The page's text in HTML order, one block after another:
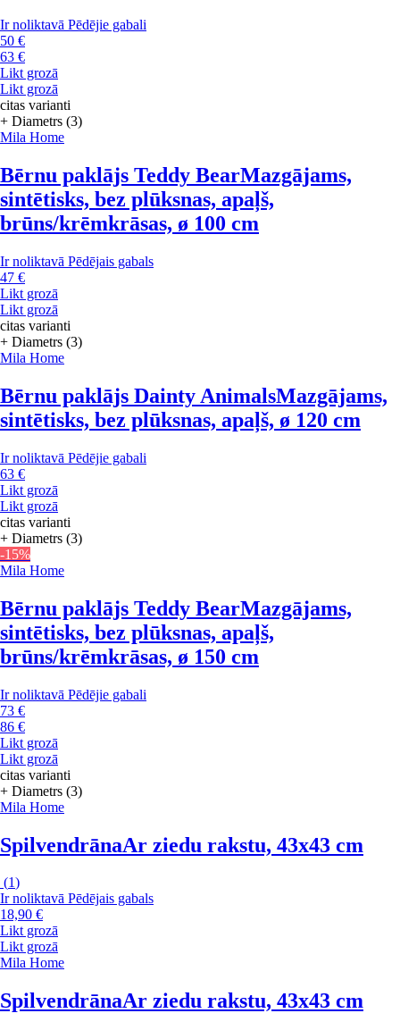
Ir noliktavā Pēdējie gabali
50 €
63 €
Likt grozā
Likt grozā
citas varianti
+ Diametrs (3)
Mila Home
Bērnu paklājs Teddy BearMazgājams,
sintētisks, bez plūksnas, apaļš,
brūns/krēmkrāsas, ø 100 cm
Ir noliktavā Pēdējais gabals
47 €
Likt grozā
Likt grozā
citas varianti
+ Diametrs (3)
Mila Home
Bērnu paklājs Dainty AnimalsMazgājams,
sintētisks, bez plūksnas, apaļš, ø 120 cm
Ir noliktavā Pēdējie gabali
63 €
Likt grozā
Likt grozā
citas varianti
+ Diametrs (3)
-15%
Mila Home
Bērnu paklājs Teddy BearMazgājams,
sintētisks, bez plūksnas, apaļš,
brūns/krēmkrāsas, ø 150 cm
Ir noliktavā Pēdējie gabali
73 €
86 €
Likt grozā
Likt grozā
citas varianti
+ Diametrs (3)
Mila Home
SpilvendrānaAr ziedu rakstu, 43x43 cm
(1)
Ir noliktavā Pēdējais gabals
18,90 €
Likt grozā
Likt grozā
Mila Home
SpilvendrānaAr ziedu rakstu, 43x43 cm